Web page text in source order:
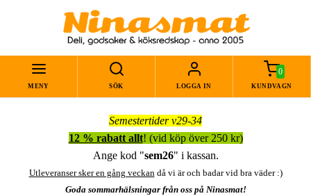
MENY SÖK LOGGA IN
0
KUNDVAGN
Semestertider v29-34
12 % rabatt allt! (vid köp över 250 kr)
Ange kod "sem26" i kassan.
Utleveranser sker en gång veckandå vi är och badar vid bra väder :)
Goda sommarhälsningar från oss på Ninasmat!